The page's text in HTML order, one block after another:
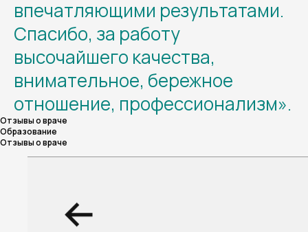
впечатляющими результатами.
Спасибо, за работу
высочайшего качества,
внимательное, бережное
отношение, профессионализм».
Отзывы о враче
Образование
Отзывы о враче